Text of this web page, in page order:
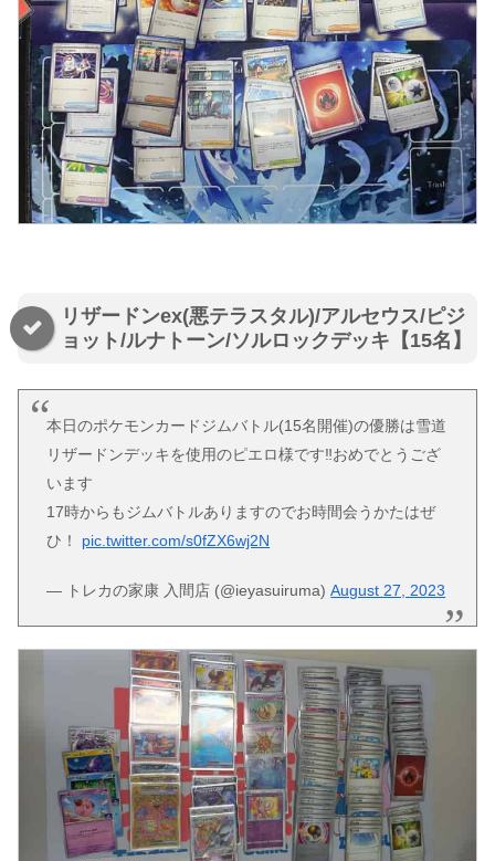
リザードンex(悪テラスタル)/アルセウス/ピジ
ョット/ルナトーン/ソルロックデッキ【15名】
本日のポケモンカードジムバトル(15名開催)の優勝は雪道
リザードンデッキを使用のピエロ様です‼️おめでとうござ
います
17時からもジムバトルありますのでお時間会うかたはぜ
ひ！ pic.twitter.com/s0fZX6wj2N
— トレカの家康 入間店 (@ieyasuiruma)August 27, 2023